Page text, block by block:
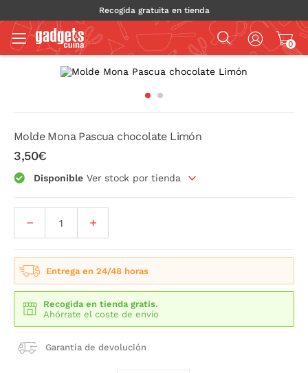
Recogida gratuita en tienda
0
Molde Mona Pascua chocolate Limón
3,50€
Disponible Ver stock por tienda
Entrega en 24/48 horas
Recogida en tienda gratis.
Ahórrate el coste de envío
Garantía de devolución